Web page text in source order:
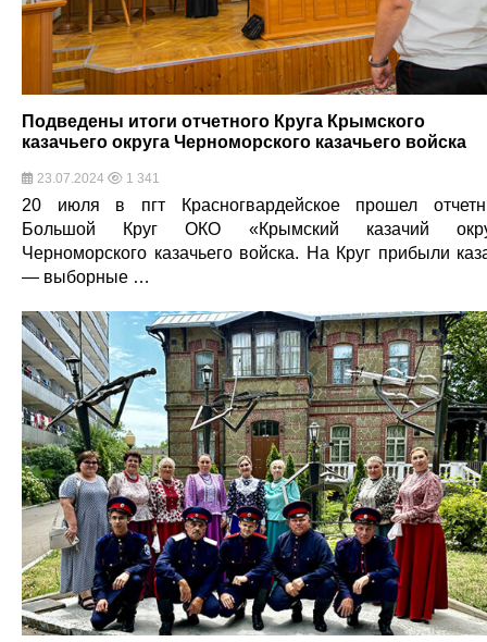
Подведены итоги отчетного Круга Крымского
казачьего округа Черноморского казачьего войска
23.07.2024 1 341
20 июля в пгт Красногвардейское прошел
Большой Круг ОКО «Крымский казачий
Черноморского казачьего войска. На Круг прибыли
— выборные …